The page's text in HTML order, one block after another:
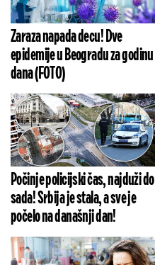
Zaraza napada decu! Dve
epidemije u Beogradu za godinu
dana (FOTO)
Počinje policijski čas, najduži do
sada! Srbija je stala, a sve je
počelo na današnji dan!